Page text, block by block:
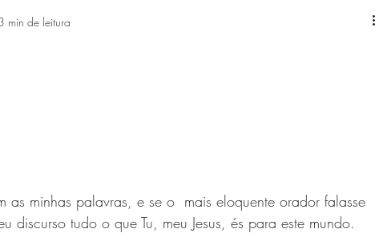
min de leitura
as minhas palavras, e se o  mais eloquente orador falasse
discurso tudo o que Tu, meu Jesus, és para este mundo.